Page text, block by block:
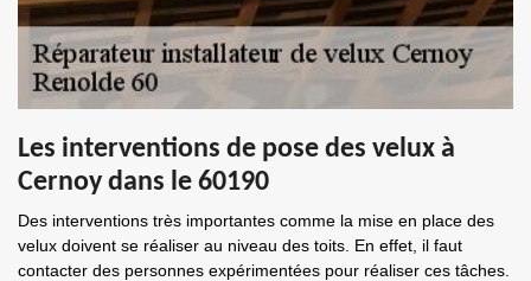
Les interventions de pose des velux à
Cernoy dans le 60190
Des interventions très importantes comme la mise en place des
velux doivent se réaliser au niveau des toits. En effet, il faut
contacter des personnes expérimentées pour réaliser ces tâches.